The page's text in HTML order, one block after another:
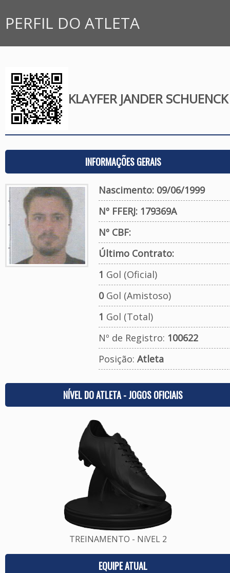
PERFIL DO ATLETA
KLAYFER JANDER SCHUENCK
INFORMAÇÕES GERAIS
Nascimento: 09/06/1999
Nº FFERJ: 179369A
Nº CBF:
Último Contrato:
1 Gol (Oficial)
0Gol (Amistoso)
1 Gol (Total)
Nº de Registro: 100622
Posição: Atleta
NÍVEL DO ATLETA - JOGOS OFICIAIS
TREINAMENTO - NíVEL 2
EQUIPE ATUAL